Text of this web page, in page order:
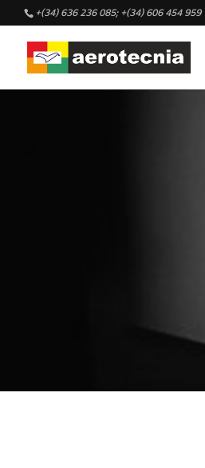
+(34) 636 236 085; +(34) 606 454 959